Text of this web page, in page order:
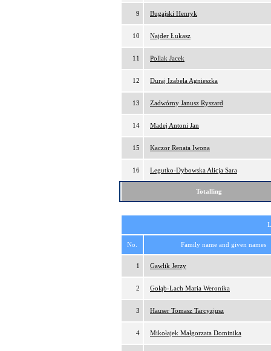
9 Bugajski Henryk
10 Najder Łukasz
11 Pollak Jacek
12 Duraj Izabela Agnieszka
13 Zadwórny Janusz Ryszard
14 Madej Antoni Jan
15 Kaczor Renata Iwona
16 Legutko-Dybowska Alicja Sara
Totalling
No. Family name and given names
1 Gawlik Jerzy
2 Gołąb-Lach Maria Weronika
3 Hauser Tomasz Tarcyzjusz
4 Mikołajek Małgorzata Dominika